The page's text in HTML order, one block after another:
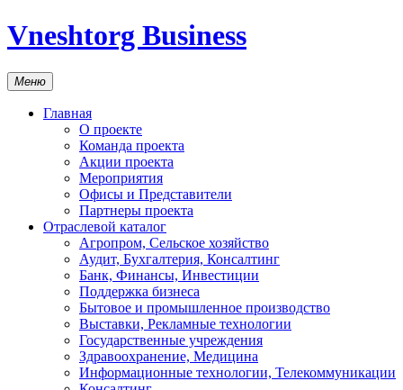
Vneshtorg Business
Меню
Главная
О проекте
Команда проекта
Акции проекта
Мероприятия
Офисы и Представители
Партнеры проекта
Отраслевой каталог
Агропром, Сельское хозяйство
Аудит, Бухгалтерия, Консалтинг
Банк, Финансы, Инвестиции
Поддержка бизнеса
Бытовое и промышленное производство
Выставки, Рекламные технологии
Государственные учреждения
Здравоохранение, Медицина
Информационные технологии, Телекоммуникации